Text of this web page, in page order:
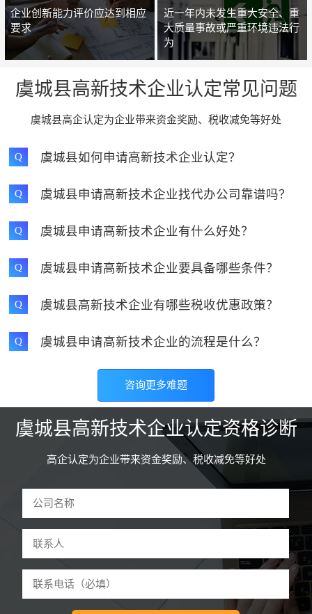
企业创新能力评价应达到相应
要求
近一年内未发生重大安全、重
大质量事故或严重环境违法行
为
虞城县高新技术企业认定常见问题
虞城县高企认定为企业带来资金奖励、税收减免等好处
Q 虞城县如何申请高新技术企业认定？
Q 虞城县申请高新技术企业找代办公司靠谱吗？
Q 虞城县申请高新技术企业有什么好处？
Q 虞城县申请高新技术企业要具备哪些条件？
Q 虞城县高新技术企业有哪些税收优惠政策？
Q 虞城县申请高新技术企业的流程是什么？
咨询更多难题
虞城县高新技术企业认定资格诊断
高企认定为企业带来资金奖励、税收减免等好处
驻马店和****技术有限公司 曹先生59分钟前申请诊断
河南怀****网络科技公司 李先生3分钟前申请诊断
郑州东****设备有限公司 魏先生
9分钟前申请
诊断
许昌红****管理有限公司 吕女士
平顶山童****服装有限公司 江女生22分钟前申请 诊断